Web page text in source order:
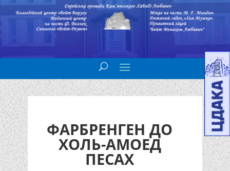
ФАРБРЕНГЕН ДО
ХОЛЬ-АМОЕД
ПЕСАХ